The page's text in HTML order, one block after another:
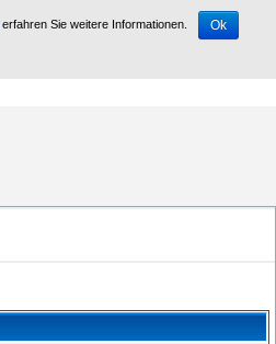
erfahren Sie weitere Informationen.
Ok